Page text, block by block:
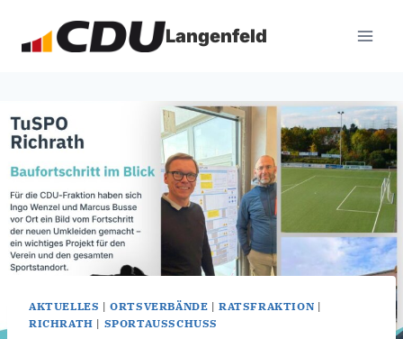
Inhalt
Langenfeld
AKTUELLES |ORTSVERBÄNDE |RATSFRAKTION |
RICHRATH | SPORTAUSSCHUSS